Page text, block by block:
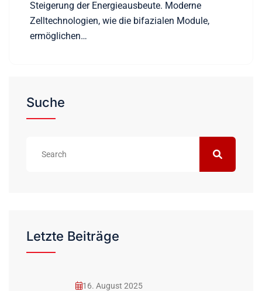
Steigerung der Energieausbeute. Moderne
Zelltechnologien, wie die bifazialen Module,
ermöglichen…
Suche
Letzte Beiträge
16. August 2025